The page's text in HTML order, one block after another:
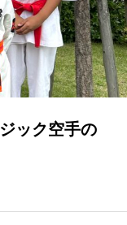
ック空手の